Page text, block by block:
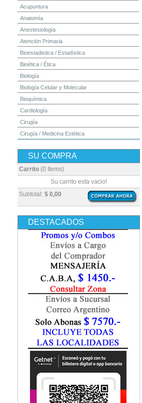
Acupuntura
Anatomía
Anestesiología
Atención Primaria
Bioestadistica / Estadística
Bioética / Ética
Biología
Biología Celular y Molecular
Bioquímica
Cardiología
Cirugía
Cirugía / Medicina Estética
Dermatología
Diagnóstico por Imagen / Radiología
Embriología
Enfermería
Epidemiología
Farmacia / Farmacología
Fisiatría / Kinesiología
Fisiología / Fisiopatología
Fonoaudiología
Gastroenterología
Geriatría
Ginecología / Obstetricia
Hematología
Histología
Homeopatía
Infectología
Inmunología
Instrumentación Quirurgica
SU COMPRA
Carrito (0 Items)
Subtotal: $ 0,00
Su carrito esta vacio!
DESTACADOS